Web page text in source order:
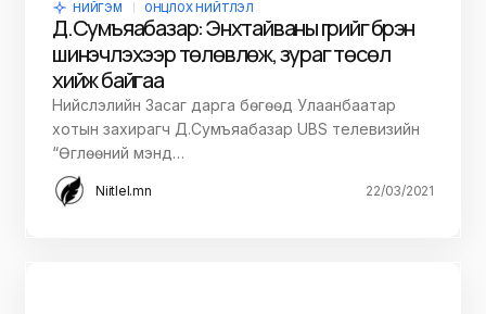
НИЙГЭМ ОНЦЛОХ НИЙТЛЭЛ
Д.Сумъяабазар: Энхтайваны гүүрийг бүрэн
шинэчлэхээр төлөвлөж, зураг төсөл
хийж байгаа
Нийслэлийн Засаг дарга бөгөөд Улаанбаатар
хотын захирагч Д.Сумъяабазар UBS телевизийн
“Өглөөний мэнд…
Niitlel.mn 22/03/2021